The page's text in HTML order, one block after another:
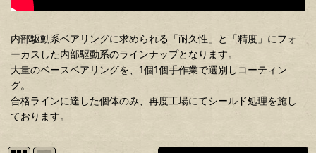
内部駆動系ベアリングに求められる「耐久性」と「精度」にフォ
ーカスした内部駆動系のラインナップとなります。
大量のベースベアリングを、1個1個手作業で選別しコーティン
グ。
合格ラインに達した個体のみ、再度工場にてシールド処理を施し
ております。